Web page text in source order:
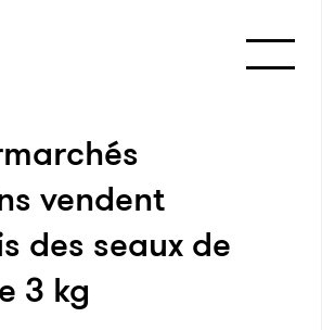
vendent
des seaux de
3 kg